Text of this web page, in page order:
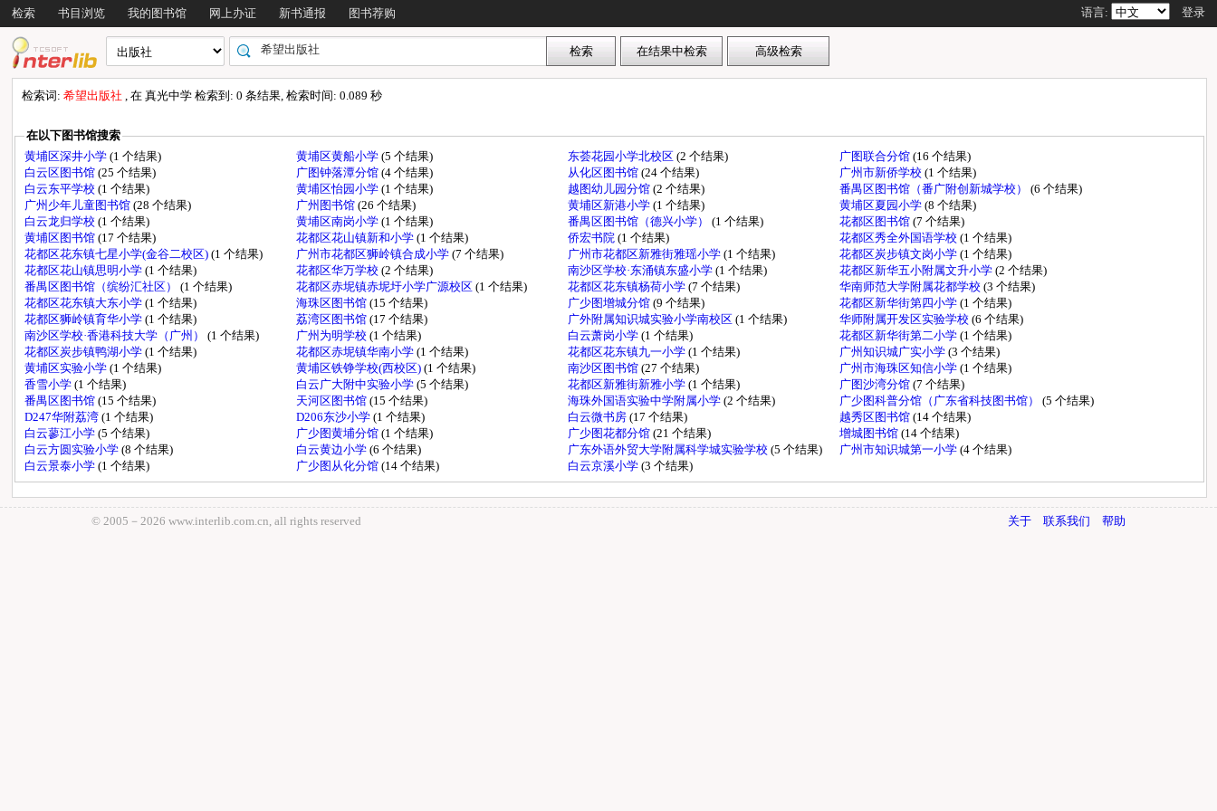
检索 书目浏览 我的图书馆 网上办证 新书通报 图书荐购 语言: 登录
检索词:希望出版社, 在 真光中学 检索到: 0 条结果, 检索时间: 0.089 秒
在以下图书馆搜索
黄埔区深井小学(1 个结果) 黄埔区黄船小学(5 个结果) 东荟花园小学北校区(2 个结果) 广图联合分馆(16 个结果)
白云区图书馆(25 个结果) 广图钟落潭分馆(4 个结果) 从化区图书馆(24 个结果) 广州市新侨学校(1 个结果)
白云东平学校(1 个结果) 黄埔区怡园小学(1 个结果) 越图幼儿园分馆(2 个结果) 番禺区图书馆（番广附创新城学校）(6 个结果)
广州少年儿童图书馆(28 个结果) 广州图书馆(26 个结果) 黄埔区新港小学(1 个结果) 黄埔区夏园小学(8 个结果)
白云龙归学校(1 个结果) 黄埔区南岗小学(1 个结果) 番禺区图书馆（德兴小学）(1 个结果) 花都区图书馆(7 个结果)
黄埔区图书馆(17 个结果) 花都区花山镇新和小学(1 个结果) 侨宏书院(1 个结果) 花都区秀全外国语学校(1 个结果)
花都区花东镇七星小学(金谷二校区)(1 个结果) 广州市花都区狮岭镇合成小学(7 个结果) 广州市花都区新雅街雅瑶小学(1 个结果) 花都区炭步镇文岗小学(1 个结果)
花都区花山镇思明小学(1 个结果) 花都区华万学校(2 个结果) 南沙区学校·东涌镇东盛小学(1 个结果) 花都区新华五小附属文升小学(2 个结果)
番禺区图书馆（缤纷汇社区）(1 个结果) 花都区赤坭镇赤坭圩小学广源校区(1 个结果) 花都区花东镇杨荷小学(7 个结果) 华南师范大学附属花都学校(3 个结果)
花都区花东镇大东小学(1 个结果) 海珠区图书馆(15 个结果) 广少图增城分馆(9 个结果) 花都区新华街第四小学(1 个结果)
花都区狮岭镇育华小学(1 个结果) 荔湾区图书馆(17 个结果) 广外附属知识城实验小学南校区(1 个结果) 华师附属开发区实验学校(6 个结果)
南沙区学校·香港科技大学（广州）(1 个结果) 广州为明学校(1 个结果) 白云萧岗小学(1 个结果) 花都区新华街第二小学(1 个结果)
花都区炭步镇鸭湖小学(1 个结果) 花都区赤坭镇华南小学(1 个结果) 花都区花东镇九一小学(1 个结果) 广州知识城广实小学(3 个结果)
黄埔区实验小学(1 个结果) 黄埔区铁铮学校(西校区)(1 个结果) 南沙区图书馆(27 个结果) 广州市海珠区知信小学(1 个结果)
香雪小学(1 个结果) 白云广大附中实验小学(5 个结果) 花都区新雅街新雅小学(1 个结果) 广图沙湾分馆(7 个结果)
番禺区图书馆(15 个结果) 天河区图书馆(15 个结果) 海珠外国语实验中学附属小学(2 个结果) 广少图科普分馆（广东省科技图书馆）(5 个结果)
D247华附荔湾(1 个结果) D206东沙小学(1 个结果) 白云微书房(17 个结果) 越秀区图书馆(14 个结果)
白云蓼江小学(5 个结果) 广少图黄埔分馆(1 个结果) 广少图花都分馆(21 个结果) 增城图书馆(14 个结果)
白云方圆实验小学(8 个结果) 白云黄边小学(6 个结果) 广东外语外贸大学附属科学城实验学校(5 个结果) 广州市知识城第一小学(4 个结果)
白云景泰小学(1 个结果) 广少图从化分馆(14 个结果) 白云京溪小学(3 个结果)
© 2005－ 2026 www.interlib.com.cn, all rights reserved 关于 联系我们 帮助